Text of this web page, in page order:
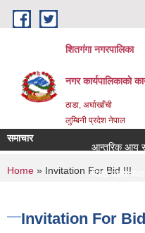
Skip to main content
शितगंगा नगरपालिका
नगर कार्यपालिकाकाे
ठाडा, अर्घाखाँची
लुम्बिनी प्रदेश नेपाल
समाचार
आन्तरिक आय
रिक्त पदमा
You are here
Home » Invitation For Bid !!!
Invitation For